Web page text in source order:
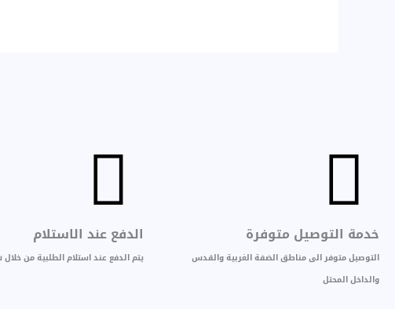
خدمة التوصيل متوفرة
التوصيل متوفر الى مناطق الضفة الغربية والقدس
والداخل المحتل
الدفع عند الاستلام
يتم الدفع عند استلام الطلبية من